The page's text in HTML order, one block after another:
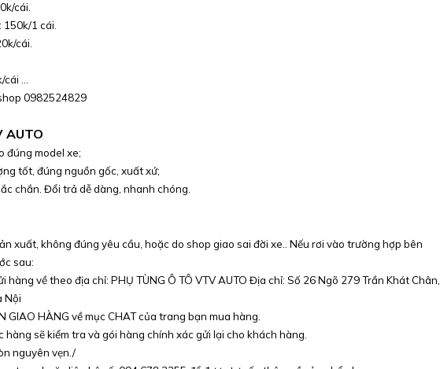
cái.
150k/1 cái.
cái.
...
0982524829
AUTO
đúng model xe;
tốt, đúng nguồn gốc, xuất xứ;
chắn. Đổi trả dễ dàng, nhanh chóng.
xuất, không đúng yêu cầu, hoặc do shop giao sai đời xe.. Nếu rơi vào trường hợp bên
sau:
hàng về theo địa chỉ: PHỤ TÙNG Ô TÔ VTV AUTO Địa chỉ: Số 26 Ngõ 279 Trần Khát Chân,
Nội
GIAO HÀNG về mục CHAT của trang bạn mua hàng.
hàng sẽ kiểm tra và gói hàng chính xác gửi lại cho khách hàng.
nguyên vẹn./